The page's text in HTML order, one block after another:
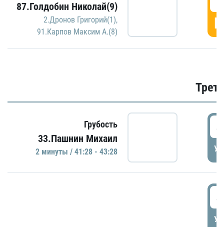
87.Голдобин Николай(9)
2.Дронов Григорий(1),
91.Карпов Максим А.(8)
Грубость
33.Пашнин Михаил
2 минуты / 41:28 - 43:28